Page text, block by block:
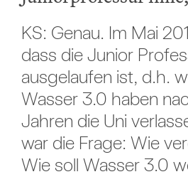
KS: Genau. Im Mai
dass die Junior
ausgelaufen ist, d.h.
Wasser 3.0 haben
Jahren die Uni
war die Frage: Wie
Wie soll Wasser 3.0